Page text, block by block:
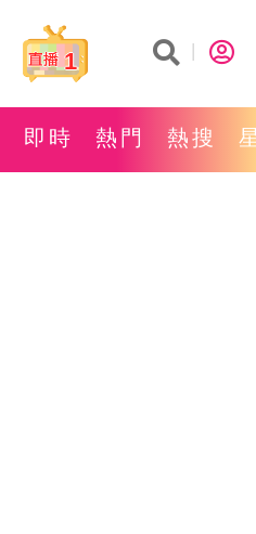
1
即時 熱門 熱搜